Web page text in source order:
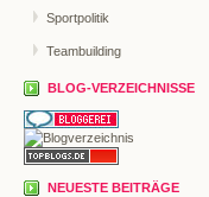
Sportpolitik
Teambuilding
BLOG-VERZEICHNISSE
NEUESTE BEITRÄGE